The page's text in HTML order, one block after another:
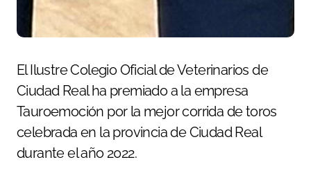
El Ilustre Colegio Oficial de Veterinarios de
Ciudad Real ha premiado a la empresa
Tauroemoción por la mejor corrida de toros
celebrada en la provincia de Ciudad Real
durante el año 2022.